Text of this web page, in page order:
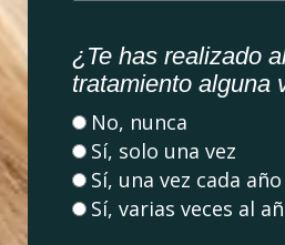
¿Te has realizado
tratamiento alguna
No, nunca
Sí, solo una vez
Sí, una vez cada año
Sí, varias veces al